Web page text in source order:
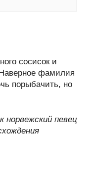
сосисок и
фамилия
порыбачить, но
норвежский певец